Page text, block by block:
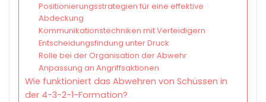
Positionierungsstrategien für eine effektive
Abdeckung
Kommunikationstechniken mit Verteidigern
Entscheidungsfindung unter Druck
Rolle bei der Organisation der Abwehr
Anpassung an Angriffsaktionen
Wie funktioniert das Abwehren von Schüssen in
der 4-3-2-1-Formation?